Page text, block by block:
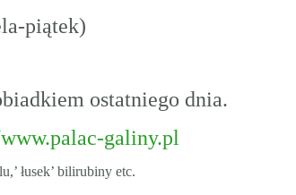
piątek)
ostatniego dnia.
galiny.pl
łusek’ bilirubiny etc.